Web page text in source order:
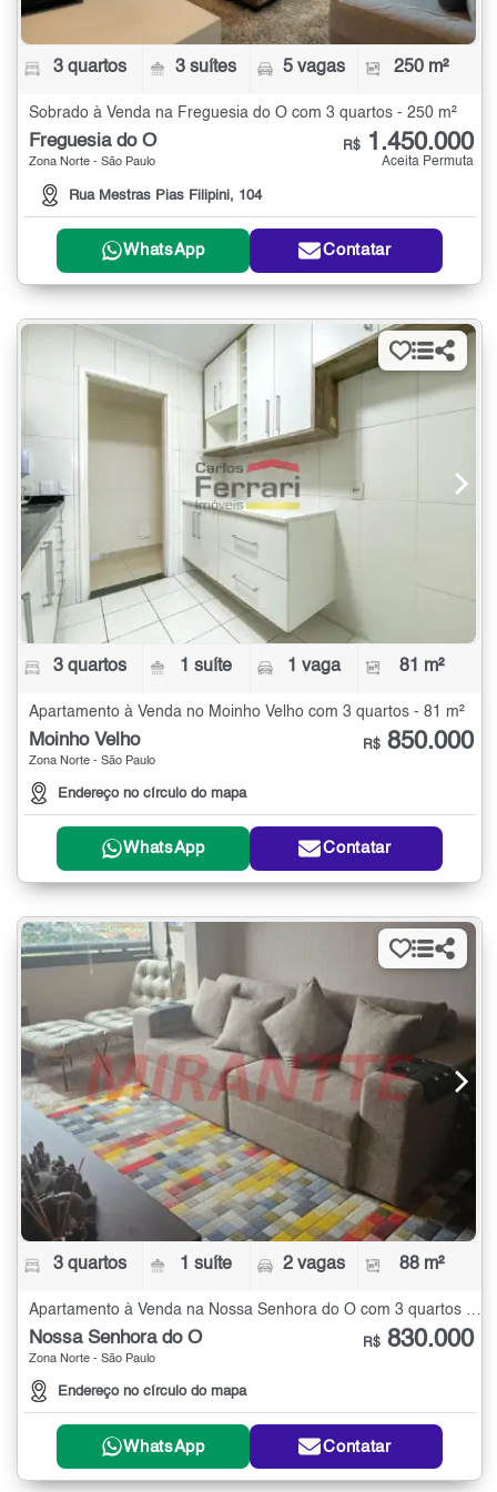
3 quartos 3 suítes 5 vagas 250 m²
Sobrado à Venda na Freguesia do Ó com 3 quartos - 250 m²
Freguesia do Ó
Zona Norte - São Paulo
Rua Mestras Pias Filipini, 104
R$ 1.450.000
Aceita Permuta
WhatsApp Contatar
3 quartos 1 suíte 1 vaga 81 m²
Apartamento à Venda no Moinho Velho com 3 quartos - 81 m²
Moinho Velho
Zona Norte - São Paulo
Endereço no círculo do mapa
R$ 850.000
WhatsApp Contatar
3 quartos 1 suíte 2 vagas 88 m²
Apartamento à Venda na Nossa Senhora do Ó com 3 quartos - 88 m²
Nossa Senhora do Ó
Zona Norte - São Paulo
Endereço no círculo do mapa
R$ 830.000
WhatsApp Contatar